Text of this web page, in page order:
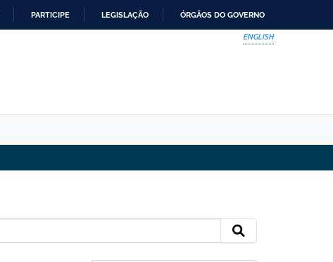
PARTICIPE LEGISLAÇÃO ÓRGÃOS DO GOVERNO
ENGLISH